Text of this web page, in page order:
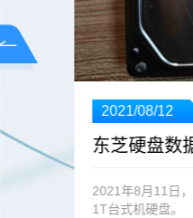
2021/08/12
东芝硬盘数
2021年8月11日
1T台式机硬盘。